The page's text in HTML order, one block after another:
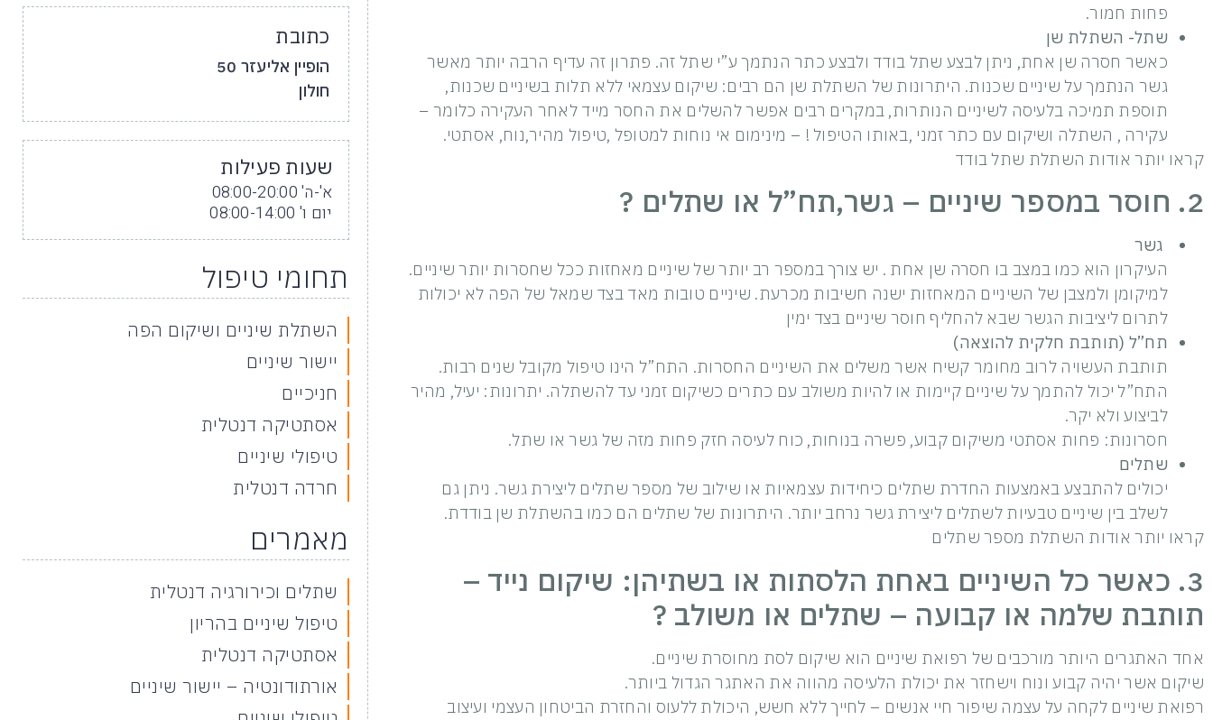
פחות חמור.
שתל- השתלת שן
כאשר חסרה שן אחת, ניתן לבצע שתל בודד ולבצע כתר הנתמך ע”י שתל זה. פתרון זה עדיף הרבה יותר מאשר
גשר הנתמך על שיניים שכנות. היתרונות של השתלת שן הם רבים: שיקום עצמאי ללא תלות בשיניים שכנות,
תוספת תמיכה בלעיסה לשיניים הנותרות, במקרים רבים אפשר להשלים את החסר מייד לאחר העקירה כלומר –
עקירה , השתלה ושיקום עם כתר זמני ,באותו הטיפול ! – מינימום אי נוחות למטופל ,טיפול מהיר,נוח, אסתטי.
קראו יותר אודות השתלת שתל בודד
2. חוסר במספר שיניים – גשר,תח”ל או שתלים ?
גשר
העיקרון הוא כמו במצב בו חסרה שן אחת . יש צורך במספר רב יותר של שיניים מאחזות ככל שחסרות יותר שיניים.
למיקומן ולמצבן של השיניים המאחזות ישנה חשיבות מכרעת. שיניים טובות מאד בצד שמאל של הפה לא יכולות
לתרום ליציבות הגשר שבא להחליף חוסר שיניים בצד ימין
תח”ל (תותבת חלקית להוצאה)
תותבת העשויה לרוב מחומר קשיח אשר משלים את השיניים החסרות. התח”ל הינו טיפול מקובל שנים רבות.
התח”ל יכול להתמך על שיניים קיימות או להיות משולב עם כתרים כשיקום זמני עד להשתלה. יתרונות: יעיל, מהיר
לביצוע ולא יקר.
חסרונות: פחות אסתטי משיקום קבוע, פשרה בנוחות, כוח לעיסה חזק פחות מזה של גשר או שתל.
שתלים
יכולים להתבצע באמצעות החדרת שתלים כיחידות עצמאיות או שילוב של מספר שתלים ליצירת גשר. ניתן גם
לשלב בין שיניים טבעיות לשתלים ליצירת גשר נרחב יותר. היתרונות של שתלים הם כמו בהשתלת שן בודדת.
קראו יותר אודות השתלת מספר שתלים
3. כאשר כל השיניים באחת הלסתות או בשתיהן: שיקום נייד –
תותבת שלמה או קבועה – שתלים או משולב ?
אחד האתגרים היותר מורכבים של רפואת שיניים הוא שיקום לסת מחוסרת שיניים.
שיקום אשר יהיה קבוע ונוח וישחזר את יכולת הלעיסה מהווה את האתגר הגדול ביותר.
רפואת שיניים לקחה על עצמה שיפור חיי אנשים – לחייך ללא חשש, היכולת ללעוס והחזרת הביטחון העצמי ועיצוב
כתובת
הופיין אליעזר 50
חולון
שעות פעילות
א'-ה' 08:00-20:00
יום ו' 08:00-14:00
תחומי טיפול
השתלת שיניים ושיקום הפה
יישור שיניים
חניכיים
אסתטיקה דנטלית
טיפולי שיניים
חרדה דנטלית
מאמרים
שתלים וכירורגיה דנטלית
טיפול שיניים בהריון
אסתטיקה דנטלית
אורתודונטיה – יישור שיניים